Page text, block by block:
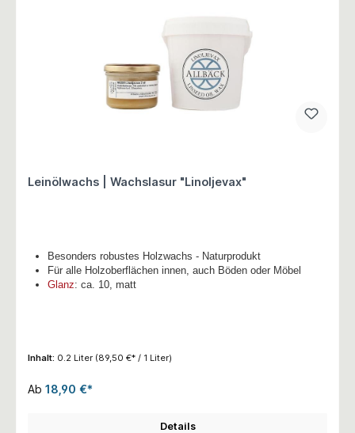
Leinölwachs | Wachslasur "Linoljevax"
Besonders robustes Holzwachs - Naturprodukt
Für alle Holzoberflächen innen, auch Böden oder Möbel
Glanz: ca. 10, matt
Inhalt: 0.2 Liter (89,50 €* / 1 Liter)
Ab 18,90 €*
Details